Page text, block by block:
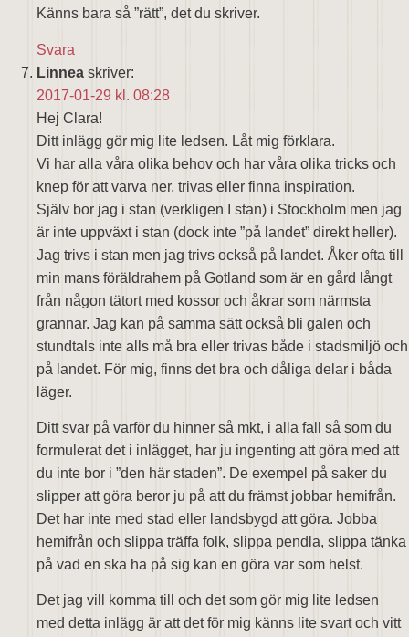
Känns bara så ”rätt”, det du skriver.
Svara
Linnea skriver:
2017-01-29 kl. 08:28
Hej Clara!
Ditt inlägg gör mig lite ledsen. Låt mig förklara.
Vi har alla våra olika behov och har våra olika tricks och
knep för att varva ner, trivas eller finna inspiration.
Själv bor jag i stan (verkligen I stan) i Stockholm men jag
är inte uppväxt i stan (dock inte ”på landet” direkt heller).
Jag trivs i stan men jag trivs också på landet. Åker ofta till
min mans föräldrahem på Gotland som är en gård långt
från någon tätort med kossor och åkrar som närmsta
grannar. Jag kan på samma sätt också bli galen och
stundtals inte alls må bra eller trivas både i stadsmiljö och
på landet. För mig, finns det bra och dåliga delar i båda
läger.
Ditt svar på varför du hinner så mkt, i alla fall så som du
formulerat det i inlägget, har ju ingenting att göra med att
du inte bor i ”den här staden”. De exempel på saker du
slipper att göra beror ju på att du främst jobbar hemifrån.
Det har inte med stad eller landsbygd att göra. Jobba
hemifrån och slippa träffa folk, slippa pendla, slippa tänka
på vad en ska ha på sig kan en göra var som helst.
Det jag vill komma till och det som gör mig lite ledsen
med detta inlägg är att det för mig känns lite svart och vitt